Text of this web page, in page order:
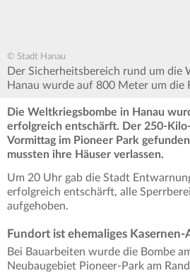
© Stadt Hanau
Der Sicherheitsbereich rund um die
Hanau wurde auf 800 Meter um die
Die Weltkriegsbombe in Hanau
erfolgreich entschärft. Der 250-
Vormittag im Pioneer Park
mussten ihre Häuser verlassen.
Um 20 Uhr gab die Stadt
erfolgreich entschärft, alle
aufgehoben.
Fundort ist ehemaliges Kasernen-
Bei Bauarbeiten wurde die Bombe
Neubaugebiet Pioneer-Park am